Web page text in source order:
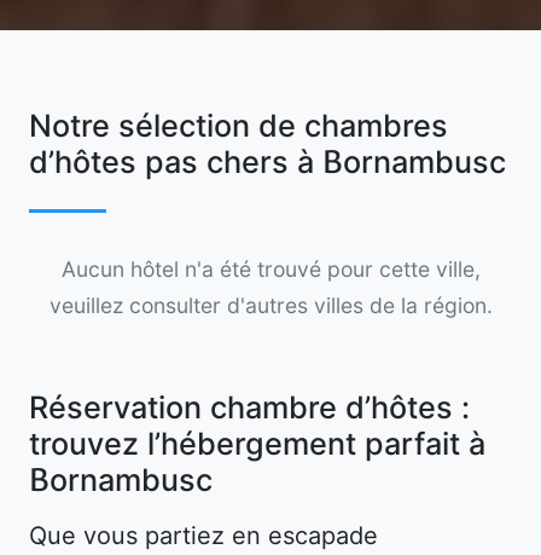
Notre sélection de chambres
d’hôtes pas chers à Bornambusc
Aucun hôtel n'a été trouvé pour cette ville,
veuillez consulter d'autres villes de la région.
Réservation chambre d’hôtes :
trouvez l’hébergement parfait à
Bornambusc
Que vous partiez en escapade